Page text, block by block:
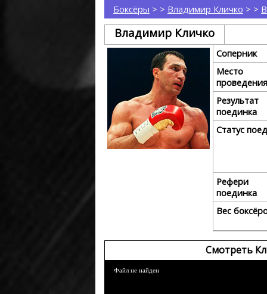
Боксёры > > Владимир Кличко > >
Владимир Кличко
Соперник
Место
проведения
Результат
поединка
Статус
Рефери
поединка
Вес
Смотреть
Файл не найден